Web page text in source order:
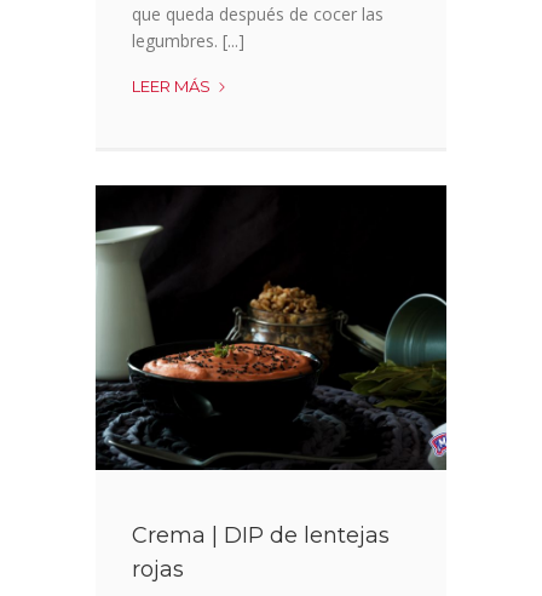
que queda después de cocer las
legumbres. [...]
LEER MÁS
Crema | DIP de lentejas
rojas